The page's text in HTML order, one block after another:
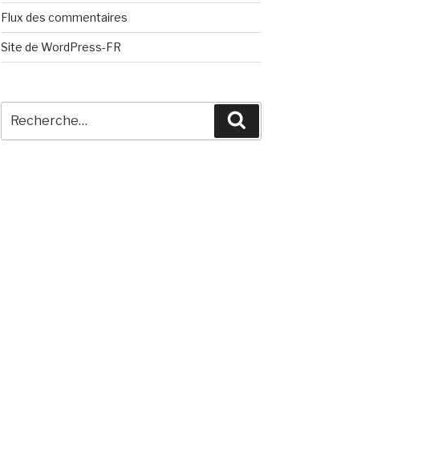
Flux des commentaires
Site de WordPress-FR
pour
: